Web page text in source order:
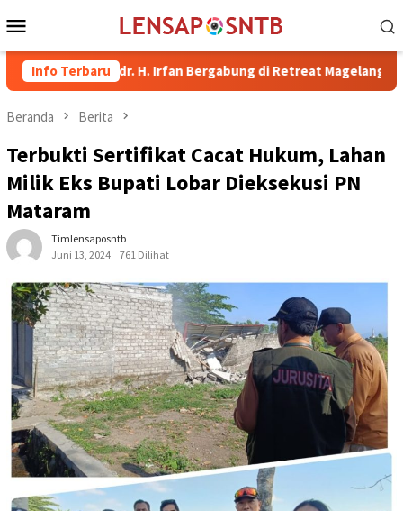
ke
Mobile
Info Terbaru
dr. H. Irfan Bergabung di Retreat Magelang Rutan
Beranda Berita
Terbukti Sertifikat Cacat Hukum, Lahan
Milik Eks Bupati Lobar Dieksekusi PN
Mataram
Timlensaposntb
Juni 13, 2024
761 Dilihat